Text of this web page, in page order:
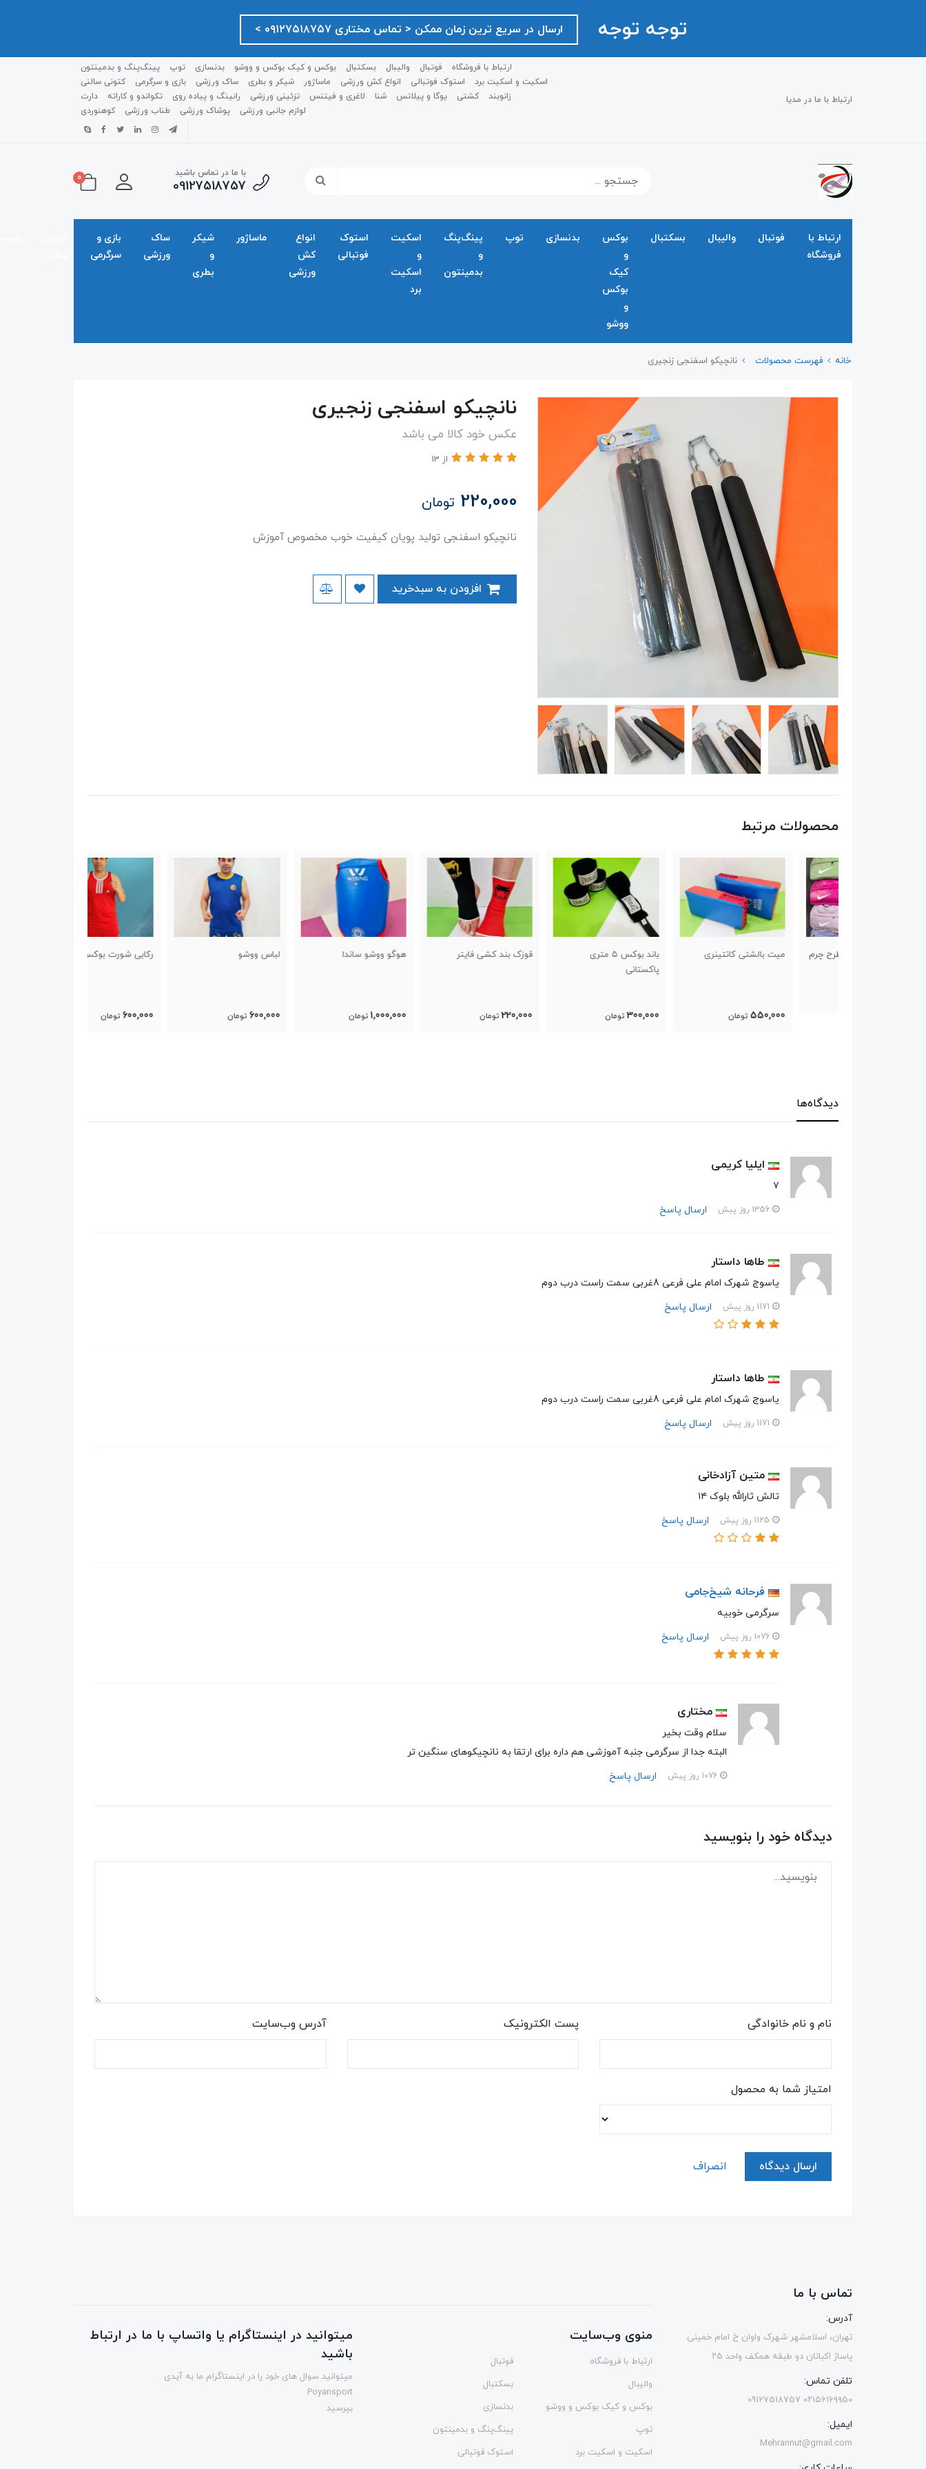
توجه توجه ارسال در سریع ترین زمان ممکن ‌< تماس مختاری ۰۹۱۲۷۵۱۸۷۵۷ >
ارتباط با ما در مدیا
ارتباط با فروشگاه فوتبال والیبال بسکتبال بوکس و کیک بوکس و ووشو بدنسازی توپ
پینگ‌پنگ و بدمينتون
اسکیت و اسکیت برد
استوک فوتبالی انواع کش ورزشی ماساژور شیکر و بطری ساک ورزشی بازی و سرگرمی
کتونی سالنی
زانوبند
کشتی یوگا و پیلاتس شنا لاغری و فیتنس تزئینی ورزشی رانینگ و پیاده روی تکواندو و کاراته
دارت
لوازم جانبی ورزشی
پوشاک ورزشی طناب ورزشی کوهنوردی
با ما در تماس باشید
09127518757
0
ارتباط با
فروشگاه
فوتبال والیبال بسکتبال
بوکس
و
کیک
بوکس
و
ووشو
بدنسازی توپ
پینگ‌پنگ
و
بدمينتون
اسکیت
و
اسکیت
برد
استوک
فوتبالی
انواع
کش
ورزشی
ماساژور
شیکر
و
بطری
ساک
ورزشی
بازی و
سرگرمی
خانه فهرست محصولات نانچیکو اسفنجی زنجیری
نانچیکو اسفنجی زنجیری
عکس خود کالا می باشد
از 13
220,000 تومان
​​​​نانچیکو اسفنجی تولید پویان کیفیت خوب مخصوص آموزش
محصولات مرتبط
میت بالشتی کانتینری
تومان
باند بوکس ۵ متری
تومان
قوزک بند کشی فایتر
تومان
هوگو ووشو ساندا
تومان تومان
رکابی شورت بوکس
تومان
دیدگاه‌ها
ایلیا کریمی
۷
ارسال پاسخ
طاها داستار
یاسوج شهرک امام علی فرعی 8غربی سمت راست درب دوم
ارسال پاسخ
طاها داستار
یاسوج شهرک امام علی فرعی 8غربی سمت راست درب دوم
ارسال پاسخ
متین آزادخانی
تالش ثارالله بلوک ۱۴
ارسال پاسخ
فرحانه شیخ‌جامی
سرگرمی خوبیه
ارسال پاسخ
مختاری
سلام وقت بخیر
البته جدا از سرگرمی جنبه آموزشی هم داره برای ارتقا به نانچیکوهای سنگین تر
ارسال پاسخ
دیدگاه خود را بنویسید
نام و نام خانوادگی پست الکترونیک آدرس وب‌سایت
امتیاز شما به محصول
ارسال دیدگاه انصراف
تماس با ما
آدرس:
تهران، اسلامشهر شهرک واوان خ امام خمینی
پاساژ اکباتان دو طبقه همکف واحد ۲۵
تلفن تماس:
۰۲۱۵۶۱۶۹۹۵۰ 09127518757
ایمیل:
Mehrannut@gmail.com
منوی وب‌سایت
ارتباط با فروشگاه
فوتبال
والیبال
بسکتبال
بوکس و کیک بوکس و ووشو
بدنسازی
توپ
پینگ‌پنگ و بدمينتون
اسکیت و اسکیت برد
استوک فوتبالی
میتوانید در اینستاگرام یا واتساپ با ما در ارتباط
باشید
میتوانید سوال های خود را در اینستاگرام ما به آیدی
Poyansport
بپرسید